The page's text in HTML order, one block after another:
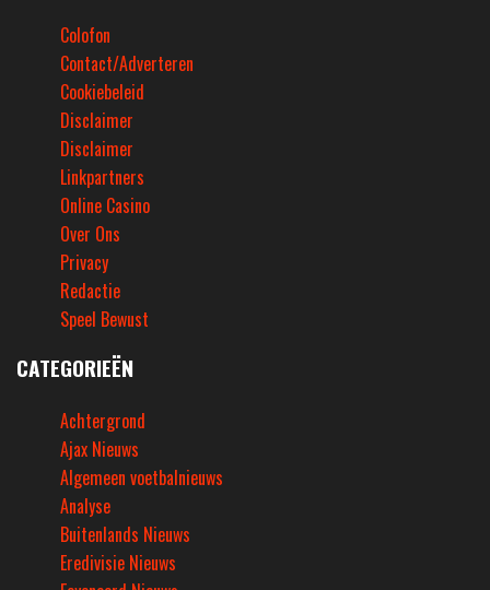
Colofon
Contact/Adverteren
Cookiebeleid
Disclaimer
Disclaimer
Linkpartners
Online Casino
Over Ons
Privacy
Redactie
Speel Bewust
CATEGORIEËN
Achtergrond
Ajax Nieuws
Algemeen voetbalnieuws
Analyse
Buitenlands Nieuws
Eredivisie Nieuws